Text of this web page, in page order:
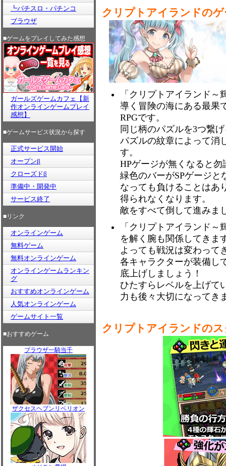
┗パチスロ・パチンコ
ブラウザ
■ゲームをプレイしてみた感想
ガールズゲームカフェ【新
作オンラインゲームプレイ
感想】
■ゲームサービス状況から探す
正式サービス開始
オープンβ
クローズドβ
準備中・開発中
サービス終了
■リンク
オンラインゲーム
無料ゲーム
無料オンラインゲーム
オンラインゲームランキン
グ
おすすめオンラインゲーム
人気オンラインゲーム
ゲームサイト一覧
■おすすめゲーム
ブラウザ一騎当千
ザクセスヘブンリベリオン
クリプトアイランドの
「クリプトアイランド
導く冒険の海にある最果
RPGです。
同じ柄のパズルを3つ繋
パズルの紋章によって消
す。
HPゲージが無くなると
緑色のバーがSPゲージ
なっても負けることはあ
得られなくなります。
敵をすべて倒して進みま
「クリプトアイランド
を解く腕も関係してきま
よっても戦況は変わって
各キャラクターが装備し
底上げしましょう！
ひたすらレベルを上げて
力も後々大切になってき
クリプトアイランドの